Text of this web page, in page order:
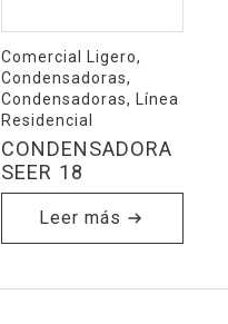
Comercial Ligero,
Condensadoras,
Condensadoras, Línea
Residencial
CONDENSADORA
SEER 18
Leer más